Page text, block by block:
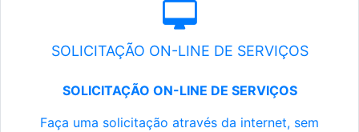
SOLICITAÇÃO ON-LINE DE SERVIÇOS
SOLICITAÇÃO ON-LINE DE SERVIÇOS
Faça uma solicitação através da internet, sem